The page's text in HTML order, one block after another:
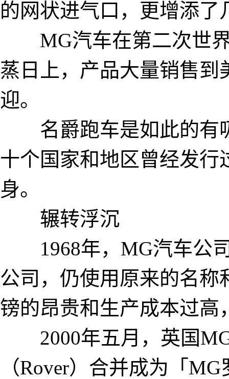
的网状进气口，更增添
MG汽车在第二次世界
蒸日上，产品大量销售
迎。
名爵跑车是如此的有
十个国家和地区曾经发
身。
辗转浮沉
1968年，MG汽车公司
公司，仍使用原来的名称
镑的昂贵和生产成本
2000年五月，英国MG
（Rover）合并成为「